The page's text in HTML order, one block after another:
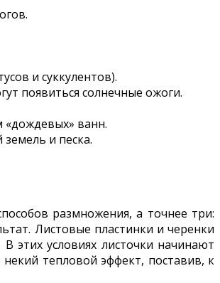
и суккулентов).
появиться солнечные ожоги.
«дождевых» ванн.
и песка.
размножения, а точнее три:
Листовые пластинки и черенки
этих условиях листочки начинают
тепловой эффект, поставив, к